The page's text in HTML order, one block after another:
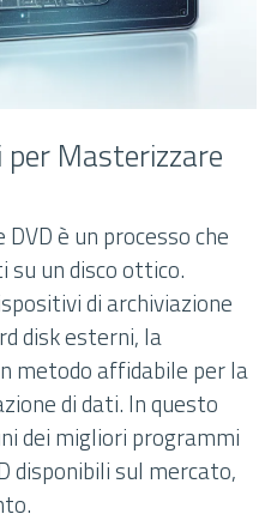
Masterizzare
è un processo che
un disco ottico.
di archiviazione
disk esterni, la
metodo affidabile per la
di dati. In questo
dei migliori programmi
disponibili sul mercato,